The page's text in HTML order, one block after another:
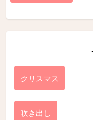
クリスマス
吹き出し